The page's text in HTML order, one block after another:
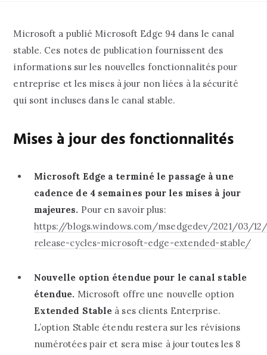
Microsoft a publié Microsoft Edge 94 dans le canal
stable. Ces notes de publication fournissent des
informations sur les nouvelles fonctionnalités pour
entreprise et les mises à jour non liées à la sécurité
qui sont incluses dans le canal stable.
Mises à jour des fonctionnalités
Microsoft Edge a terminé le passage à une
cadence de 4 semaines pour les mises à jour
majeures. Pour en savoir plus:
https://blogs.windows.com/msedgedev/2021/03/
release-cycles-microsoft-edge-extended-stable/
‎Nouvelle option étendue pour le canal stable
étendue.‎ ‎ Microsoft offre une nouvelle option
Extended Stable à ses clients Enterprise.
L’option Stable étendu restera sur les révisions
numérotées pair et sera mise à jour toutes les 8